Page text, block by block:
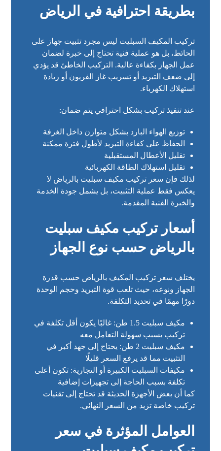
بطريقة احترافية في الرياض
تركيب المكيف السبليت ليس مجرد تثبيت جهاز على
الحائط، بل هو عملية فنية تحتاج إلى خبرة لضمان
عمل الجهاز بكفاءة عالية. التركيب الخاطئ قد يؤدي
إلى ضعف التبريد أو تسريب غاز الفريون أو زيادة
استهلاك الكهرباء.
عند تنفيذ تركيب بشكل احترافي يتم ضمان:
توزيع الهواء البارد بشكل متوازن داخل الغرفة
الحفاظ على كفاءة التبريد لأطول فترة ممكنة
تقليل الأعطال المستقبلية
تقليل استهلاك الطاقة الكهربائية
لذلك فإن سعر تركيب مكيف سبليت بالرياض لا
يعكس فقط عملية التثبيت، بل يشمل جودة الخدمة
والخبرة الفنية المقدمة.
أسعار تركيب مكيف سبليت
بالرياض حسب نوع الجهاز
يختلف سعر تركيب المكيف بالرياض حسب قدرة
الجهاز ونوعه، حيث تلعب قوة التبريد وحجم الوحدة
دورًا مهمًا في تحديد التكلفة.
مكيف سبليت 1.5 طن: غالبًا يكون أقل تكلفة في
تركيب بسبب سهولة التعامل معه
مكيف سبليت 2 طن: يحتاج إلى جهد أكبر في
التثبيت مما قد يرفع السعر قليلًا
مكيفات السبليت الكبيرة أو التجارية: تكون أعلى
تكلفة بسبب الحاجة إلى تجهيزات إضافية
كما أن بعض الأجهزة الحديثة قد تحتاج إلى تقنيات
تركيب خاصة تزيد من السعر النهائي.
العوامل المؤثرة في سعر